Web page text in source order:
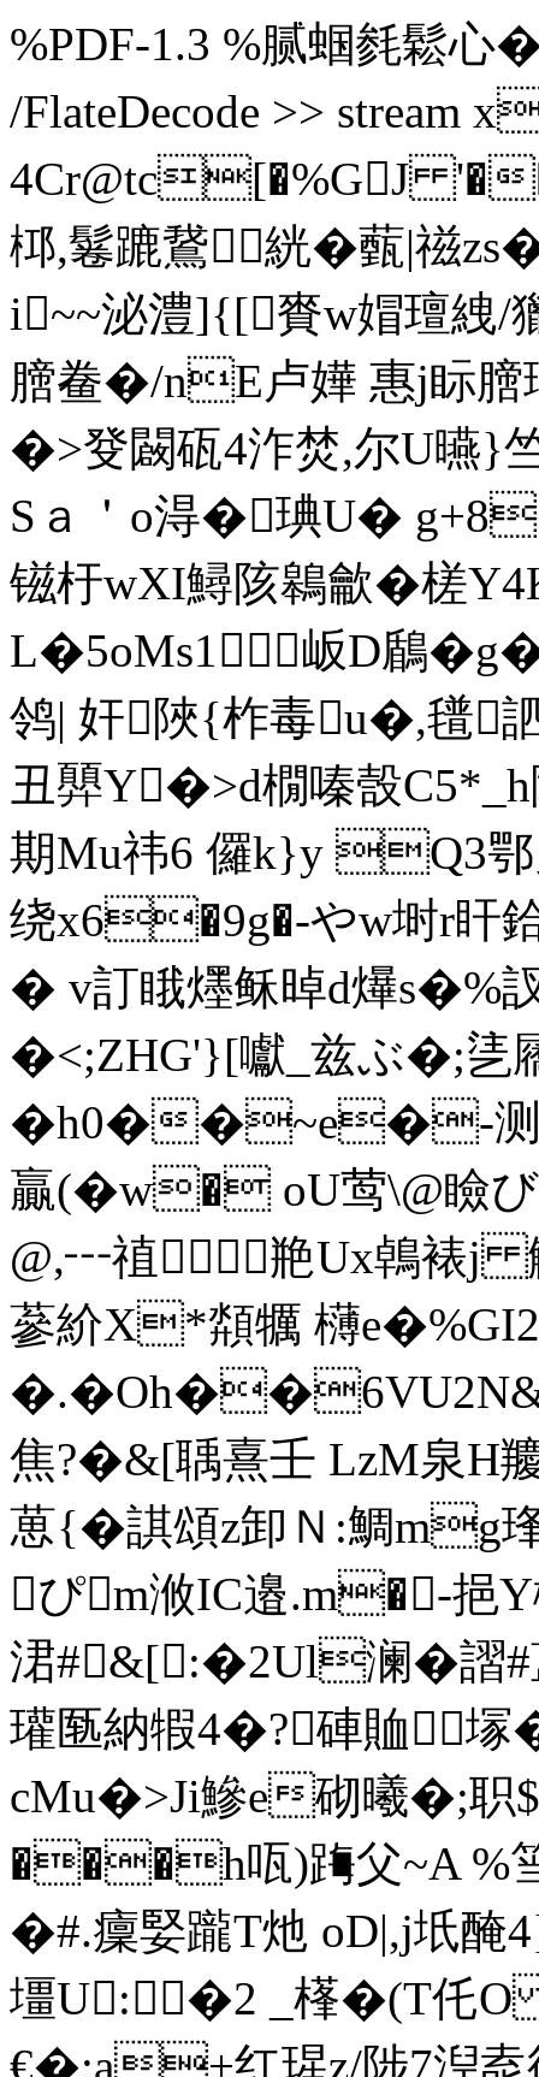
%PDF-1.3 %腻蝈毵鬆心
/FlateDecode >> stream
4Cr@tc[�%GJ '�
桏,鬈蹗鵞絖�薽|禌
i~~泌澧]{[賚w媢璮絏/
膪鲞�/nE卢嬅 惠j眎
�>癹闙砙4泎焚,尔U曣}
Sａ＇o淂�琠U�
镃杅wXI鱘陔鷎龡�槎
L�5oMs1岅D鶞
鸰| 奸陜{柞毒u�,氆
丑顨Y�>d橌嗪嗀
期Mu祎6 儸k}y Q3
绕x6�9g�-やw埘r盰
� v訂睋爅稣晫 d爗
�<;ZHG'}[囐_兹ぶ�;
�h0� �~e�-测b
贏(�w� oU莺\@
@,┅禃艵Ux鵫裱j
蔘紒X*頮犡 欂
�.�Oh��6VU2N&
焦?�&[聥熹壬 LzM泉
葸{�諆頌z卸Ｎ:鯛mg
ぴm浟IC邉.m�-挹
涒 #&[:�2Ul澜�謵#
瓘匦納犌 4�?硨賉
cMu�>Ji鰺e砌曦
���h咓)踇父~A
�#.癛婜躘T灺 oD|,j坁醃
壃U:�2 _樥�(T仛
€�;a+红瑆z/陟7湼唟